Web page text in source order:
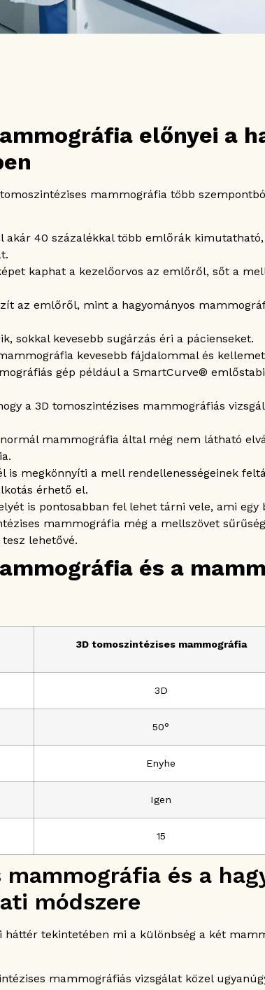
előnyei a
mammográfia több
40 százalékkal több emlőrák
kaphat a kezelőorvos az emlőről, sőt a
az emlőről, mint a hagyományos
sokkal kevesebb sugárzás éri a pácienseket.
kevesebb fájdalommal és
gép például a SmartCurve®
a 3D tomoszintézises mammográfiás
mammográfia által még nem látható
is megkönnyíti a mell rendellenességeinek
érhető el.
is pontosabban fel lehet tárni vele, ami egy
mammográfia még a mellszövet
lehetővé.
és a
3D tomoszintézises mammográfia
3D
50°
Enyhe
Igen
15
és a
módszere
tekintetében mi a különbség a két
mammográfiás vizsgálat közel